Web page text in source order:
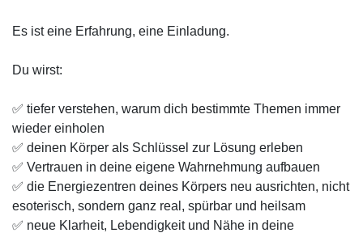
Es ist eine Erfahrung, eine Einladung.
Du wirst:
✅ tiefer verstehen, warum dich bestimmte Themen immer
wieder einholen
✅ deinen Körper als Schlüssel zur Lösung erleben
✅ Vertrauen in deine eigene Wahrnehmung aufbauen
✅ die Energiezentren deines Körpers neu ausrichten, nicht
esoterisch, sondern ganz real, spürbar und heilsam
✅ neue Klarheit, Lebendigkeit und Nähe in deine